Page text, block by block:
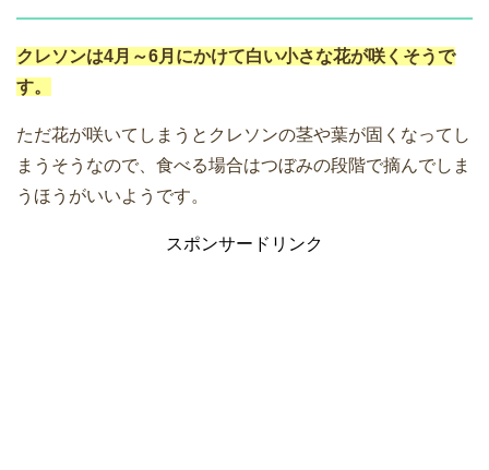
クレソンは4月～6月にかけて白い小さな花が咲くそうで
す。
ただ花が咲いてしまうとクレソンの茎や葉が固くなってし
まうそうなので、食べる場合はつぼみの段階で摘んでしま
うほうがいいようです。
スポンサードリンク